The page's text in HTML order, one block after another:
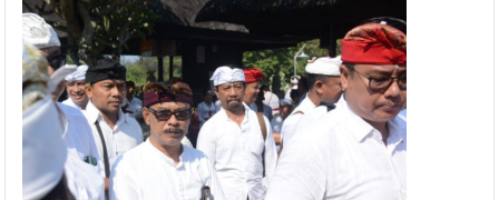
Bali
menjadi
Narasumber
dalam
Acara
Kuliah
Sespimti